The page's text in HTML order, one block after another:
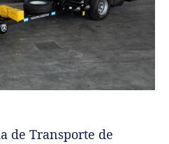
de Transporte de